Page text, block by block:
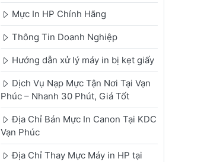
Mực In HP Chính Hãng
Thông Tin Doanh Nghiệp
Hướng dẫn xử lý máy in bị kẹt giấy
Dịch Vụ Nạp Mực Tận Nơi Tại Vạn
Phúc – Nhanh 30 Phút, Giá Tốt
Địa Chỉ Bán Mực In Canon Tại KDC
Vạn Phúc
Địa Chỉ Thay Mực Máy in HP tại